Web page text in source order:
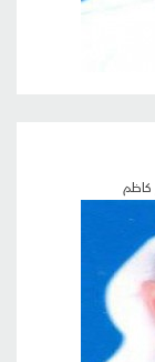
كاظم